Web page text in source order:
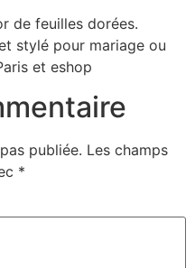
de feuilles dorées.
stylé pour mariage ou
et eshop
publiée. Les champs
*